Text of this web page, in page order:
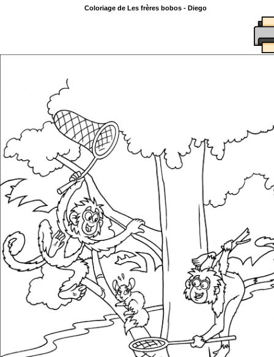
Coloriage de Les frères bobos - Diego